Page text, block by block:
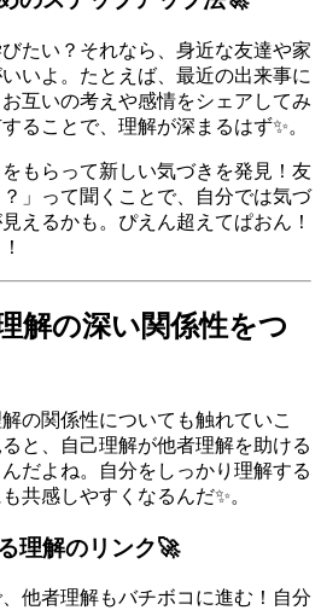
たい？それなら、身近な友達や家
いよ。たとえば、最近の出来事に
互いの考えや感情をシェアしてみ
ることで、理解が深まるはず✨。
もらって新しい気づきを発見！友
」って聞くことで、自分では気づ
えるかも。ぴえん超えてぱおん！
解の深い関係性をつ
の関係性についても触れていこ
と、自己理解が他者理解を助ける
だよね。自分をしっかり理解する
共感しやすくなるんだ✨。
理解のリンク🚀
他者理解もバチボコに進む！自分